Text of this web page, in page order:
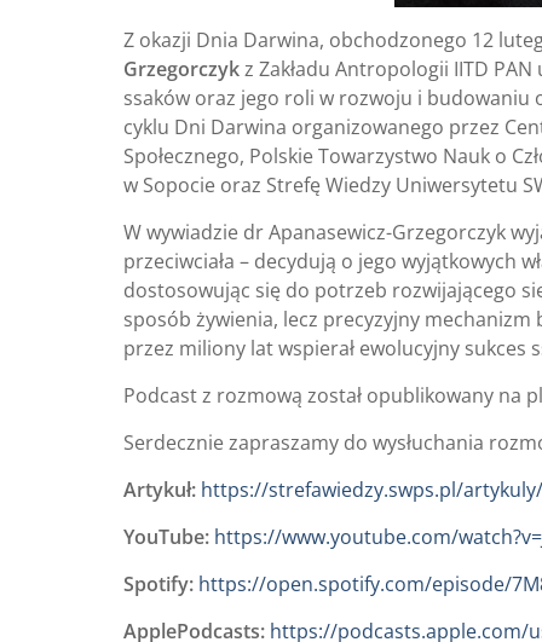
Z okazji Dnia Darwina, obchodzonego 12
Grzegorczykz Zakładu Antropologii IITD
ssaków oraz jego roli w rozwoju i budowaniu
cyklu Dni Darwina organizowanego przez
Społecznego, Polskie Towarzystwo Nauk o
w Sopocie oraz Strefę Wiedzy Uniwersytetu
W wywiadzie dr Apanasewicz-Grzegorczyk
przeciwciała – decydują o jego wyjątkowych
dostosowując się do potrzeb rozwijającego
sposób żywienia, lecz precyzyjny
przez miliony lat wspierał ewolucyjny sukces
Podcast z rozmową został opublikowany na
Serdecznie zapraszamy do wysłuchania
Artykuł: https://strefawiedzy.swps.pl/
YouTube: https://www.youtube.com/
Spotify: https://open.spotify.com/episode/
ApplePodcasts: https://podcasts.apple.com/